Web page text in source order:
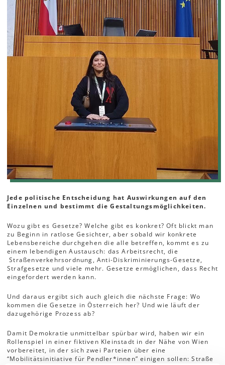
Jede politische Entscheidung hat Auswirkungen auf den
Einzelnen und bestimmt die Gestaltungsmöglichkeiten.
Wozu gibt es Gesetze? Welche gibt es konkret? Oft blickt man
zu Beginn in ratlose Gesichter, aber sobald wir konkrete
Lebensbereiche durchgehen die alle betreffen, kommt es zu
einem lebendigen Austausch: das Arbeitsrecht, die
Straßenverkehrsordnung, Anti-Diskriminierungs-Gesetze,
Strafgesetze und viele mehr. Gesetze ermöglichen, dass Recht
eingefordert werden kann.
Und daraus ergibt sich auch gleich die nächste Frage: Wo
kommen die Gesetze in Österreich her? Und wie läuft der
dazugehörige Prozess ab?
Damit Demokratie unmittelbar spürbar wird, haben wir ein
Rollenspiel in einer fiktiven Kleinstadt in der Nähe von Wien
vorbereitet, in der sich zwei Parteien über eine
“Mobilitätsinitiative für Pendler*innen” einigen sollen: Straße